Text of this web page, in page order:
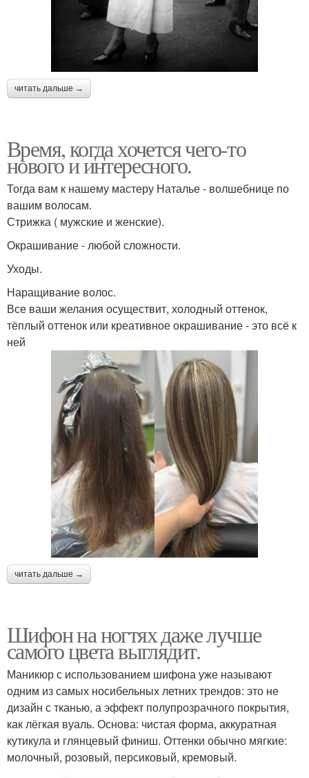
читать дальше →
Время, когда хочется чего-то
нового и интересного.
Тогда вам к нашему мастеру Наталье - волшебнице по
вашим волосам.
Стрижка ( мужские и женские).
Окрашивание - любой сложности.
Уходы.
Наращивание волос.
Все ваши желания осуществит, холодный оттенок,
тёплый оттенок или креативное окрашивание - это всё к
ней
читать дальше →
Шифон на ногтях даже лучше
самого цвета выглядит.
Маникюр с использованием шифона уже называют
одним из самых носибельных летних трендов: это не
дизайн с тканью, а эффект полупрозрачного покрытия,
как лёгкая вуаль. Основа: чистая форма, аккуратная
кутикула и глянцевый финиш. Оттенки обычно мягкие:
молочный, розовый, персиковый, кремовый.